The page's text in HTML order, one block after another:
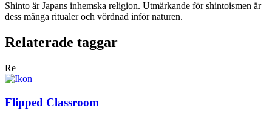
Shinto är Japans inhemska religion. Utmärkande för shintoismen är
dess många ritualer och vördnad inför naturen.
Relaterade taggar
Re
Flipped Classroom